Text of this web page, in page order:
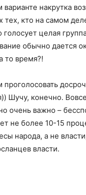
накрутка
кто на самом
целая
обычно дается
то время?!
Шучу, конечно.
очень важно –
не более 10-15
народа, а не
власти.